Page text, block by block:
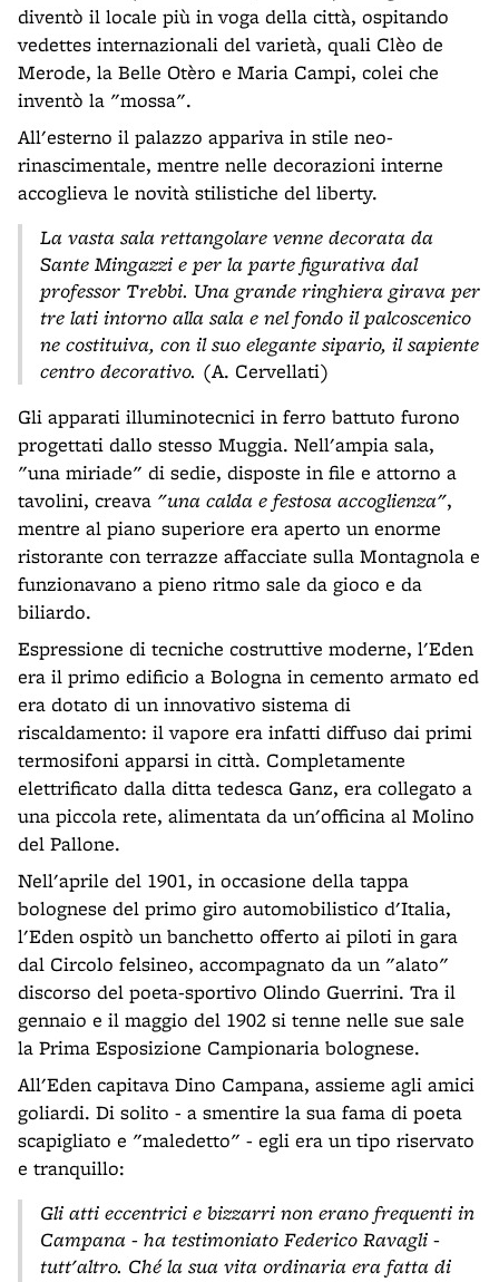
diventò il locale più in voga della città, ospitando
vedettes internazionali del varietà, quali Clèo de
Merode, la Belle Otèro e Maria Campi, colei che
inventò la "mossa".
All'esterno il palazzo appariva in stile neo-
rinascimentale, mentre nelle decorazioni interne
accoglieva le novità stilistiche del liberty.
La vasta sala rettangolare venne decorata da
Sante Mingazzi e per la parte figurativa dal
professor Trebbi. Una grande ringhiera girava per
tre lati intorno alla sala e nel fondo il palcoscenico
ne costituiva, con il suo elegante sipario, il sapiente
centro decorativo. (A. Cervellati)
Gli apparati illuminotecnici in ferro battuto furono
progettati dallo stesso Muggia. Nell'ampia sala,
"una miriade" di sedie, disposte in file e attorno a
tavolini, creava "una calda e festosa accoglienza",
mentre al piano superiore era aperto un enorme
ristorante con terrazze affacciate sulla Montagnola e
funzionavano a pieno ritmo sale da gioco e da
biliardo.
Espressione di tecniche costruttive moderne, l'Eden
era il primo edificio a Bologna in cemento armato ed
era dotato di un innovativo sistema di
riscaldamento: il vapore era infatti diffuso dai primi
termosifoni apparsi in città. Completamente
elettrificato dalla ditta tedesca Ganz, era collegato a
una piccola rete, alimentata da un'officina al Molino
del Pallone.
Nell'aprile del 1901, in occasione della tappa
bolognese del primo giro automobilistico d'Italia,
l'Eden ospitò un banchetto offerto ai piloti in gara
dal Circolo felsineo, accompagnato da un "alato"
discorso del poeta-sportivo Olindo Guerrini. Tra il
gennaio e il maggio del 1902 si tenne nelle sue sale
la Prima Esposizione Campionaria bolognese.
All'Eden capitava Dino Campana, assieme agli amici
goliardi. Di solito - a smentire la sua fama di poeta
scapigliato e "maledetto" - egli era un tipo riservato
e tranquillo:
Gli atti eccentrici e bizzarri non erano frequenti in
Campana - ha testimoniato Federico Ravagli -
tutt'altro. Ché la sua vita ordinaria era fatta di